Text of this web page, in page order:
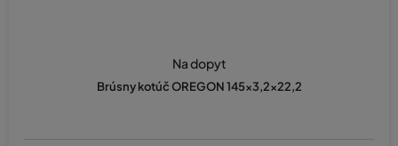
Brúsny kotúč OREGON 145x3,2x22,2
Na dopyt